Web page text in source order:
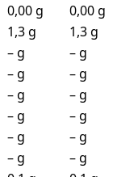
0,00 g
0,00 g
1,3 g
1,3 g
– g
– g
– g
– g
– g
– g
– g
– g
– g
– g
– g
– g